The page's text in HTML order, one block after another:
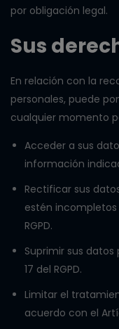
por obligación legal.
Sus
En relación con la
personales, puede
cualquier momento
Acceder a sus
información
Rectificar sus
estén incompletos
RGPD.
Suprimir sus
17 del RGPD.
Limitar el
acuerdo con el